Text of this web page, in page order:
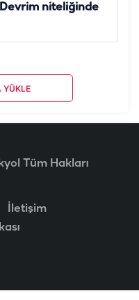
niteliğinde
YÜKLE
Tüm Hakları
İletişim